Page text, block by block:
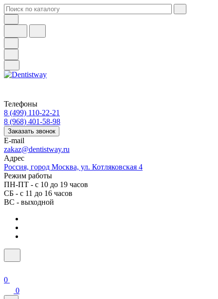
Телефоны
8 (499) 110-22-21
8 (968) 401-58-98
Заказать звонок
E-mail
zakaz@dentistway.ru
Адрес
Россия, город Москва, ул. Котляковская 4
Режим работы
ПН-ПТ - с 10 до 19 часов
СБ - с 11 до 16 часов
ВС - выходной
0
0